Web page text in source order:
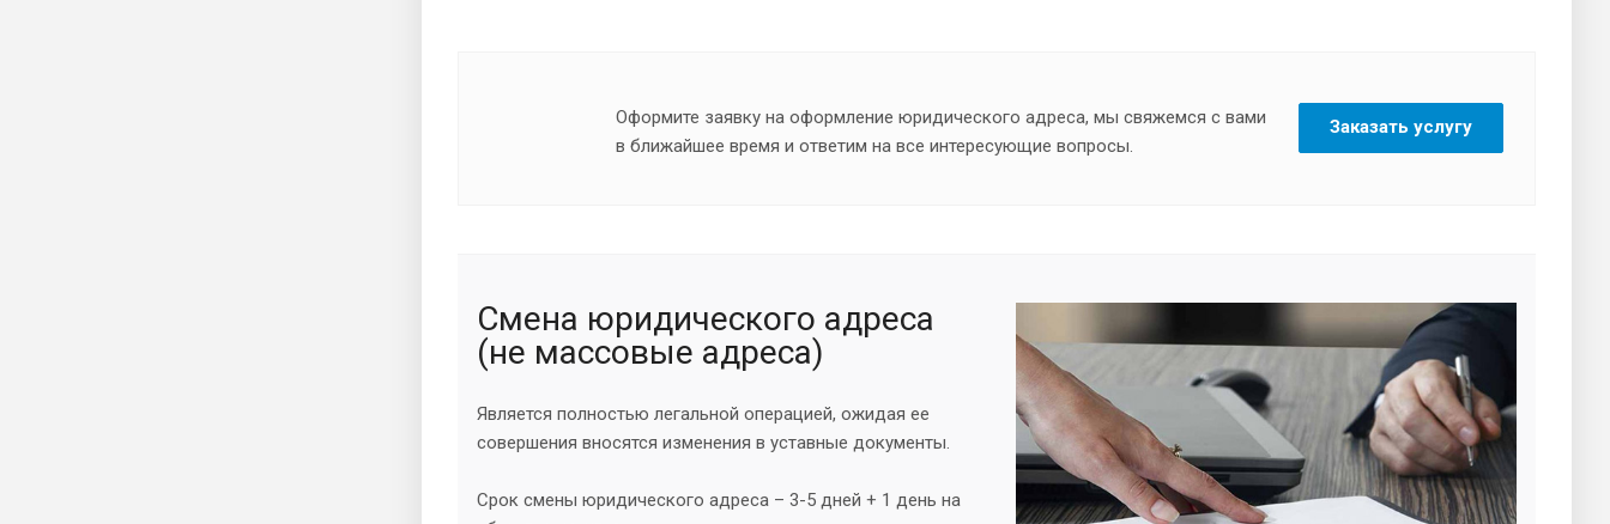
Оформите заявку на оформление юридического адреса, мы свяжемся с вами
в ближайшее время и ответим на все интересующие вопросы.
Заказать услугу
Смена юридического адреса
(не массовые адреса)
Является полностью легальной операцией, ожидая ее
совершения вносятся изменения в уставные документы.
Срок смены юридического адреса – 3-5 дней + 1 день на